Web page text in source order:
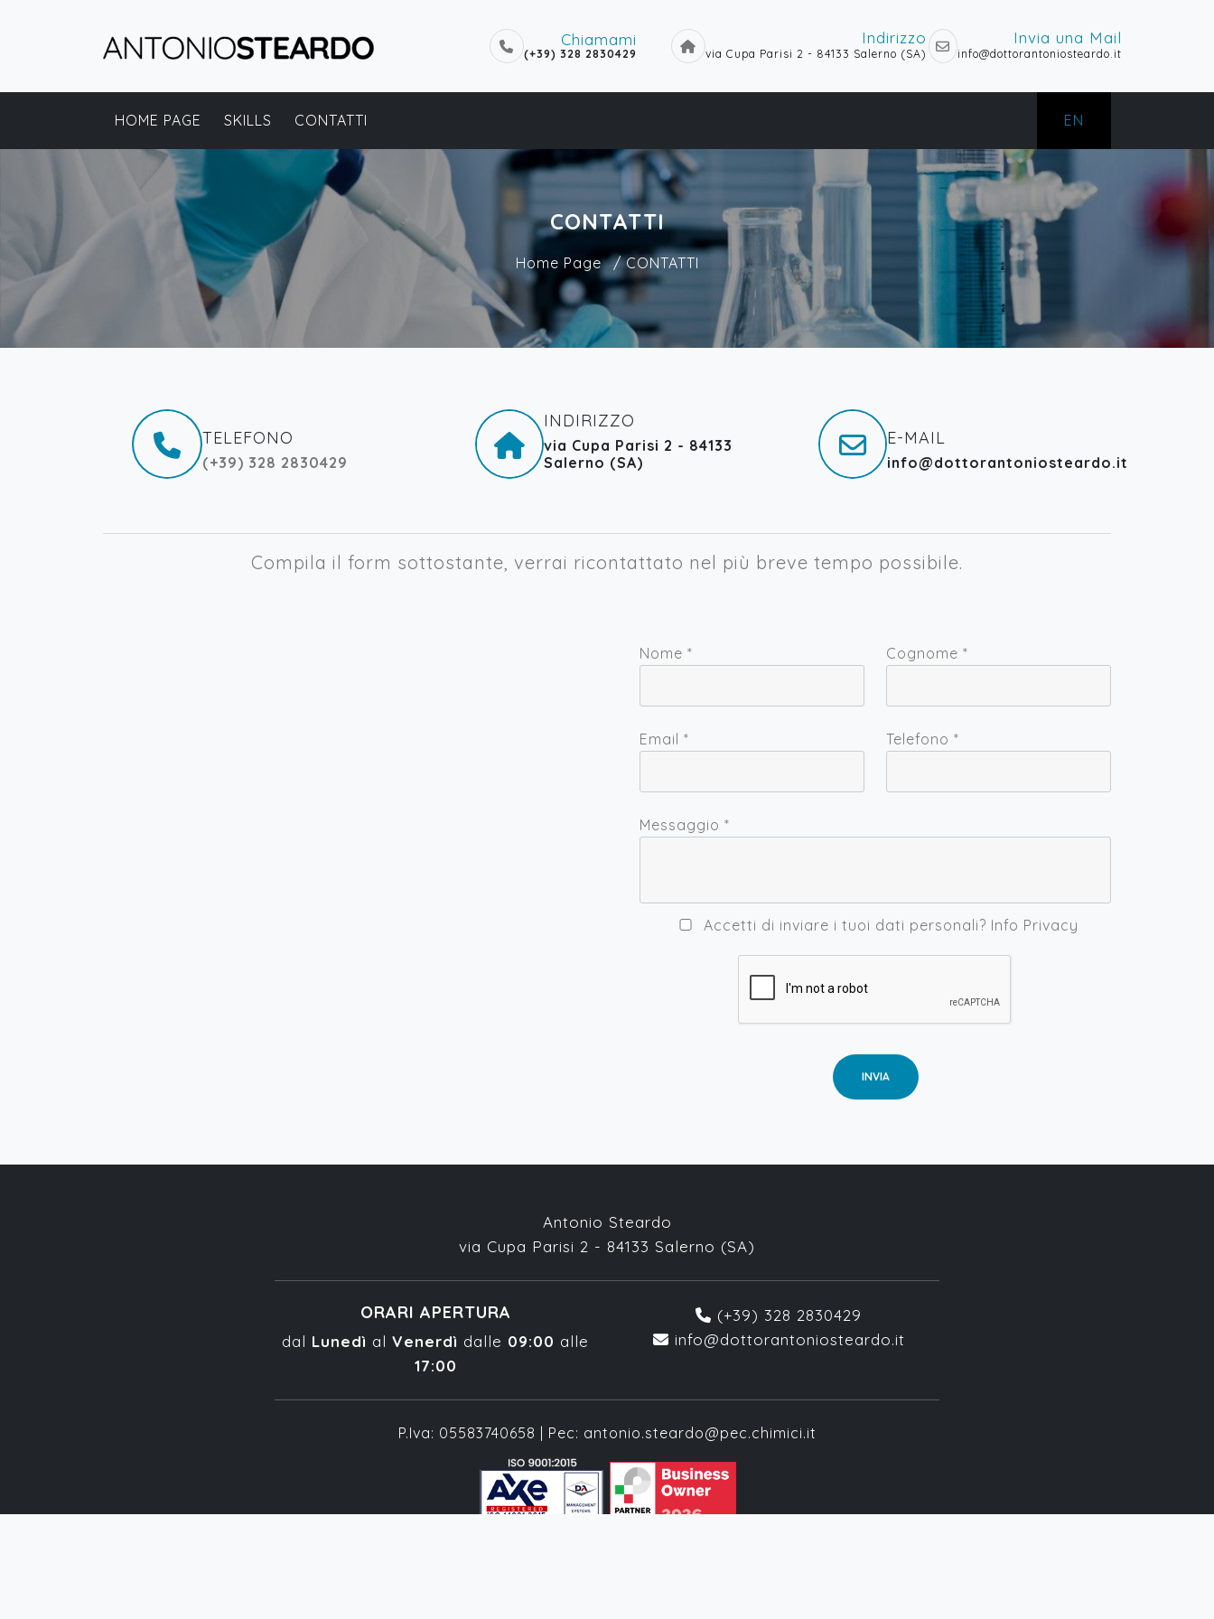
Chiamami
(+39) 328 2830429
Indirizzo
via Cupa Parisi 2 - 84133 Salerno (SA)
Invia una Mail
info@dottorantoniosteardo.it
HOME PAGE SKILLS CONTATTI EN
CONTATTI
Home Page / CONTATTI
TELEFONO
(+39) 328 2830429
INDIRIZZO
via Cupa Parisi 2 - 84133
Salerno (SA)
E-MAIL
info@dottorantoniosteardo.it
Compila il form sottostante, verrai ricontattato nel più breve tempo possibile.
Nome * Cognome *
Email * Telefono *
Messaggio *
Accetti di inviare i tuoi dati personali? Info Privacy
INVIA
Antonio Steardo
via Cupa Parisi 2 - 84133 Salerno (SA)
ORARI APERTURA
dal Lunedì al Venerdì dalle 09:00 alle
17:00
(+39) 328 2830429
info@dottorantoniosteardo.it
P.Iva: 05583740658 | Pec: antonio.steardo@pec.chimici.it